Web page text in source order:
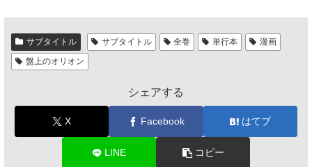
サブタイトル サブタイトル 全巻 単行本
漫画
盤上のオリオン
シェアする
X Facebook はてブ
LINE コピー